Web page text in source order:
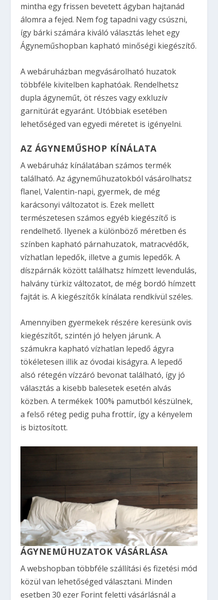
mintha egy frissen bevetett ágyban hajtanád
álomra a fejed. Nem fog tapadni vagy csúszni,
így bárki számára kiváló választás lehet egy
Ágyneműshopban kapható minőségi kiegészítő.
A webáruházban megvásárolható huzatok
többféle kivitelben kaphatóak. Rendelhetsz
dupla ágyneműt, öt részes vagy exkluzív
garnitúrát egyaránt. Utóbbiak esetében
lehetőséged van egyedi méretet is igényelni.
AZ ÁGYNEMŰSHOP KÍNÁLATA
A webáruház kínálatában számos termék
található. Az ágyneműhuzatokból vásárolhatsz
flanel, Valentin-napi, gyermek, de még
karácsonyi változatot is. Ezek mellett
természetesen számos egyéb kiegészítő is
rendelhető. Ilyenek a különböző méretben és
színben kapható párnahuzatok, matracvédők,
vízhatlan lepedők, illetve a gumis lepedők. A
díszpárnák között találhatsz hímzett levendulás,
halvány türkiz változatot, de még bordó hímzett
fajtát is. A kiegészítők kínálata rendkívül széles.
Amennyiben gyermekek részére keresünk ovis
kiegészítőt, szintén jó helyen járunk. A
számukra kapható vízhatlan lepedő ágyra
tökéletesen illik az óvodai kiságyra. A lepedő
alsó rétegén vízzáró bevonat található, így jó
választás a kisebb balesetek esetén alvás
közben. A termékek 100% pamutból készülnek,
a felső réteg pedig puha frottír, így a kényelem
is biztosított.
ÁGYNEMŰHUZATOK VÁSÁRLÁSA
A webshopban többféle szállítási és fizetési mód
közül van lehetőséged választani. Minden
esetben 30 ezer Forint feletti vásárlásnál a